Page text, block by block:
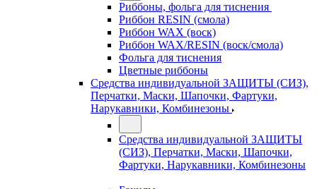
Риббоны, фольга для тиснения
Риббон RESIN (смола)
Риббон WAX (воск)
Риббон WAX/RESIN (воск/смола)
Фольга для тиснения
Цветные риббоны
Средства индивидуальной ЗАЩИТЫ (СИЗ),
Перчатки, Маски, Шапочки, Фартуки,
Нарукавники, Комбинезоны
Средства индивидуальной ЗАЩИТЫ
(СИЗ), Перчатки, Маски, Шапочки,
Фартуки, Нарукавники, Комбинезоны